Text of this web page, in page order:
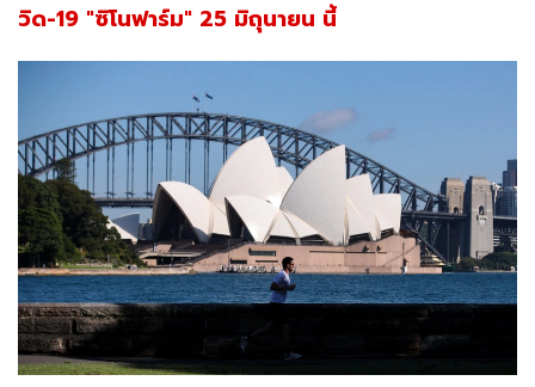
วิด-19 "ซิโนฟาร์ม" 25 มิถุนายน นี้